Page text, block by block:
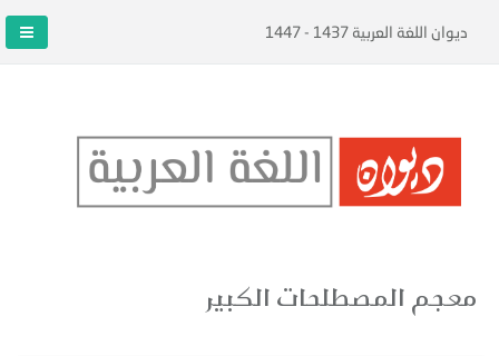
ديوان اللغة العربية 1437 - 1447
معجم المصطلحات الكبير